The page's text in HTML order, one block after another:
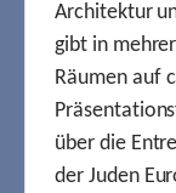
Architektur
gibt in
Räumen auf
über die
der Juden